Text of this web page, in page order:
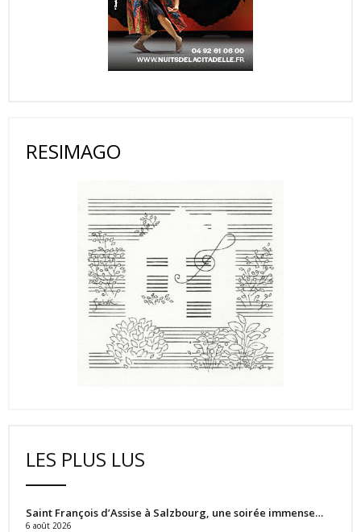
RESIMAGO
LES PLUS LUS
Saint François d’Assise à Salzbourg, une soirée immense…
6 août 2026